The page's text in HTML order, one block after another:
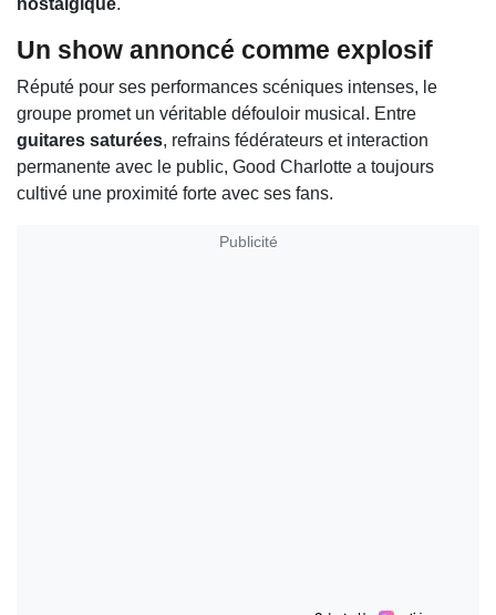
nostalgique.
Un show annoncé comme explosif
Réputé pour ses performances scéniques intenses, le
groupe promet un véritable défouloir musical. Entre
guitares saturées, refrains fédérateurs et interaction
permanente avec le public, Good Charlotte a toujours
cultivé une proximité forte avec ses fans.
Publicité